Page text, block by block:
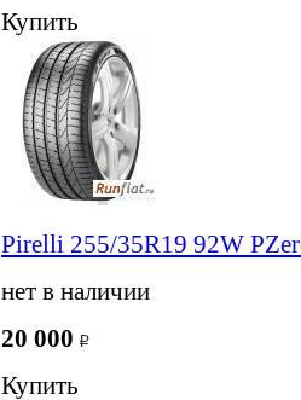
Купить
Pirelli 255/35R19 92W
нет в наличии
20 000
Купить